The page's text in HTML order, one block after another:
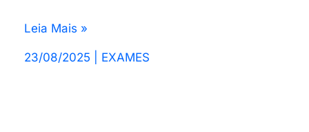
Leia Mais »
23/08/2025 EXAMES